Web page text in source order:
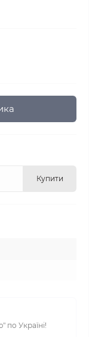
Купити
Україні!